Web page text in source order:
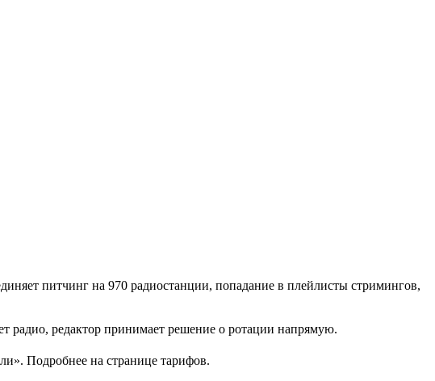
питчинг на 970 радиостанции, попадание в плейлисты стримингов,
радио, редактор принимает решение о ротации напрямую.
Подробнее на странице тарифов.